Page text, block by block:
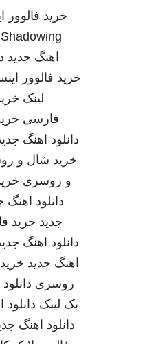
خرید فالوور
اهنگ جدید
خرید فالوور
لینک
فارسی
دانلود اهنگ
خرید شال و
و روسری
دانلود اهنگ
جدید خرید
دانلود اهنگ
اهنگ جدید
روسری
بک لینک
دانلود اهنگ